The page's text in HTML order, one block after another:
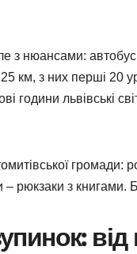
нюансами: автобус
км, з них перші 20
години львівські
громади:
– рюкзаки з